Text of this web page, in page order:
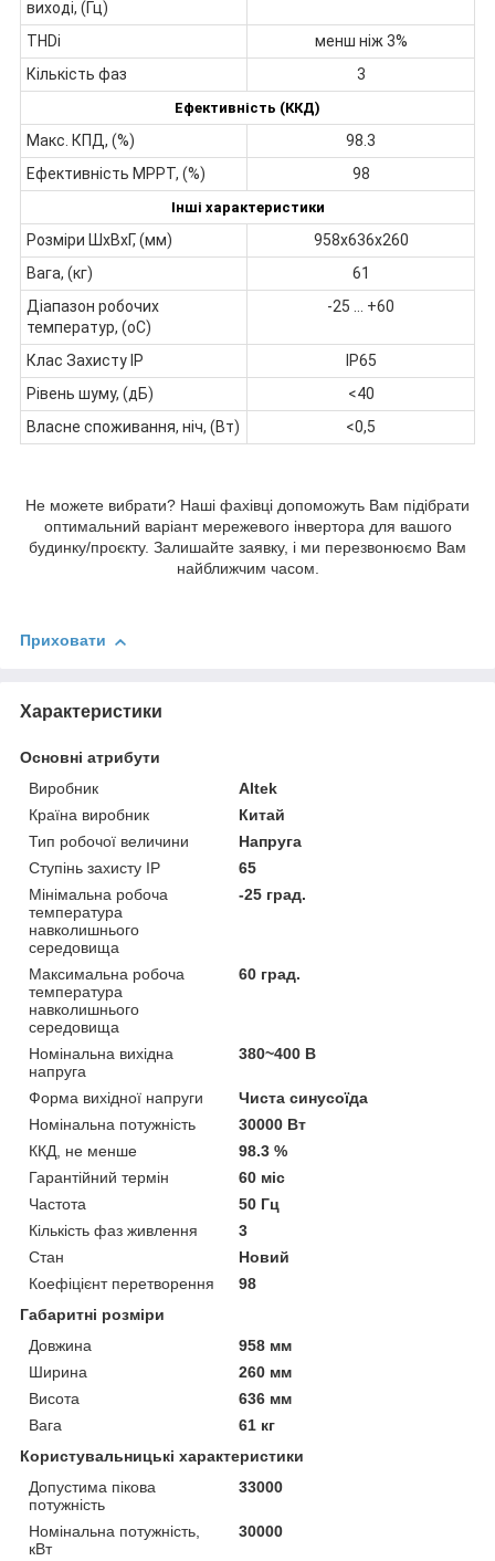
виході, (Гц)
THDi
менш ніж 3%
Кількість фаз
3
Ефективність (ККД)
Макс. КПД, (%)
98.3
Ефективність МРРТ, (%)
98
Інші характеристики
Розміри ШхВхГ, (мм)
958х636х260
Вага, (кг)
61
Діапазон робочих
температур, (oС)
-25 ... +60
Клас Захисту IP
IP65
Рівень шуму, (дБ)
<40
Власне споживання, ніч, (Вт)
<0,5
Не можете вибрати? Наші фахівці допоможуть Вам підібрати
оптимальний варіант мережевого інвертора для вашого
будинку/проєкту. Залишайте заявку, і ми перезвонюємо Вам
найближчим часом.
Приховати
Характеристики
Основні атрибути
Виробник
Altek
Країна виробник
Китай
Тип робочої величини
Напруга
Ступінь захисту IP
65
Мінімальна робоча
температура
навколишнього
середовища
-25 град.
Максимальна робоча
температура
навколишнього
середовища
60 град.
Номінальна вихідна
напруга
380~400 В
Форма вихідної напруги
Чиста синусоїда
Номінальна потужність
30000 Вт
ККД, не менше
98.3 %
Гарантійний термін
60 міс
Частота
50 Гц
Кількість фаз живлення
3
Стан
Новий
Коефіцієнт перетворення
98
Габаритні розміри
Довжина
958 мм
Ширина
260 мм
Висота
636 мм
Вага
61 кг
Користувальницькі характеристики
Допустима пікова
потужність
33000
Номінальна потужність,
кВт
30000